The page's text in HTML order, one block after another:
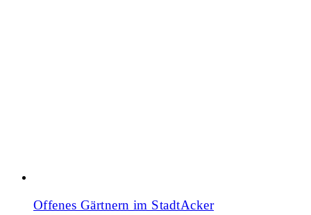
Offenes Gärtnern im StadtAcker